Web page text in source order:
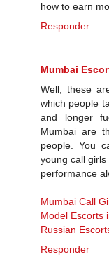
how to earn
Responder
Mumbai
Well, these
which people
and longer
Mumbai are
people. You
young call
performance
Mumbai Call
Model Escorts
Russian
Responder